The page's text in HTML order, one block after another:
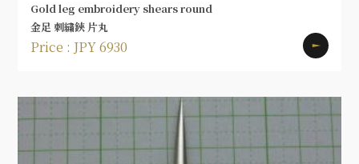
Gold leg embroidery shears round
金足 刺繍鋏 片丸
Price : JPY 6930